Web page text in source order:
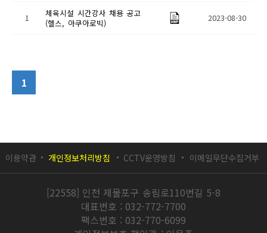
1
체육시설 시간강사 채용 공고
(헬스, 아쿠아로빅)
2023-08-30
1
이용약관 개인정보처리방침 CCTV운영방침 이메일무단수집거부
[22558] 인천 제물포구 송림로110번길 5-8
대표번호 : 032-772-7700
팩스번호 : 032-770-6099